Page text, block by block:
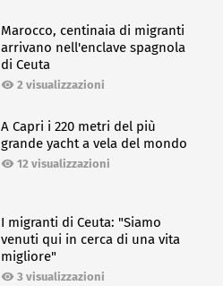
Marocco, centinaia di migranti
arrivano nell'enclave spagnola
di Ceuta
2 visualizzazioni
A Capri i 220 metri del più
grande yacht a vela del mondo
12 visualizzazioni
I migranti di Ceuta: "Siamo
venuti qui in cerca di una vita
migliore"
3 visualizzazioni